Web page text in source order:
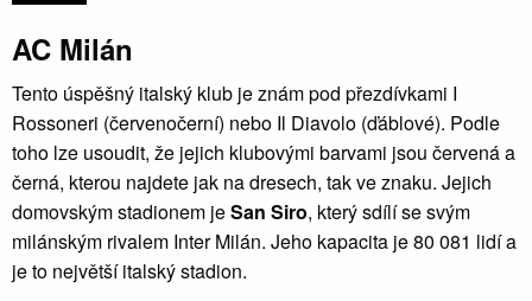
AC Milán
Tento úspěšný italský klub je znám pod přezdívkami I
Rossoneri (červenočerní) nebo Il Diavolo (ďáblové). Podle
toho lze usoudit, že jejich klubovými barvami jsou červená a
černá, kterou najdete jak na dresech, tak ve znaku. Jejich
domovským stadionem jeSan Siro, který sdílí se svým
milánským rivalem Inter Milán. Jeho kapacita je 80 081 lidí a
je to největší italský stadion.